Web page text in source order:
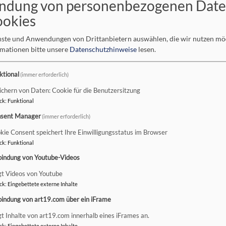
bestrebt, ihre Website www.nes-evangelisch.de in
zur Barrierefreiheit gilt für die Website www.nes-
Anforderungen
der folgenden Unvereinbarkeiten und Ausnahmen teilweise
beim ThemeVK
folgenden Gründen nicht barrierefrei:
von personenbezogenen
und Anwendungen von Drittanbietern auswählen, die wir nutzen
bitte unsere Datenschutzhinweise lesen.
(immer erforderlich)
von Daten: Cookie für die Benutzersitzung
: Funktional
Manager(immer erforderlich)
Consent speichert Ihre Einwilligungsstatus im Browser
: Funktional
von Youtube-Videos
Videos von Youtube
: Eingebettete externe Inhalte
von art19.com über ein iFrame
Inhalte von art19.com innerhalb eines iFrames an.